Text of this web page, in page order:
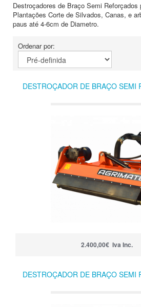
Destroçadores de Braço Semi Reforçados
Plantações Corte de Silvados, Canas, e
paus até 4-6cm de Diametro.
Ordenar por:
DESTROÇADOR DE BRAÇO SEMI
2.400,00€ Iva Inc.
DESTROÇADOR DE BRAÇO SEMI